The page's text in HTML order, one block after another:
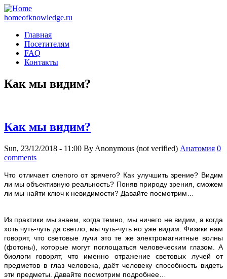
homeofknowledge.ru
Главная
Посетителям
FAQ
Контакты
Как мы видим?
Как мы видим?
Sun, 23/12/2018 - 11:00 By Anonymous (not verified) Анатомия 0
comments
Что отличает слепого от зрячего? Как улучшить зрение? Видим
ли мы объективную реальность? Поняв природу зрения, сможем
ли мы найти ключ к невидимости? Давайте посмотрим…
Из практики мы знаем, когда темно, мы ничего не видим, а когда
хоть чуть-чуть да светло, мы чуть-чуть но уже видим. Физики нам
говорят, что световые лучи это те же электромагнитные волны
(фотоны), которые могут поглощаться человеческим глазом. А
биологи говорят, что именно отражение световых лучей от
предметов в глаз человека, даёт человеку способность видеть
эти предметы. Давайте посмотрим подробнее…